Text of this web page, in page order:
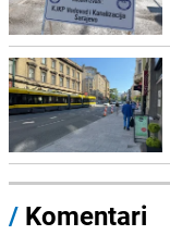
/ Komentari